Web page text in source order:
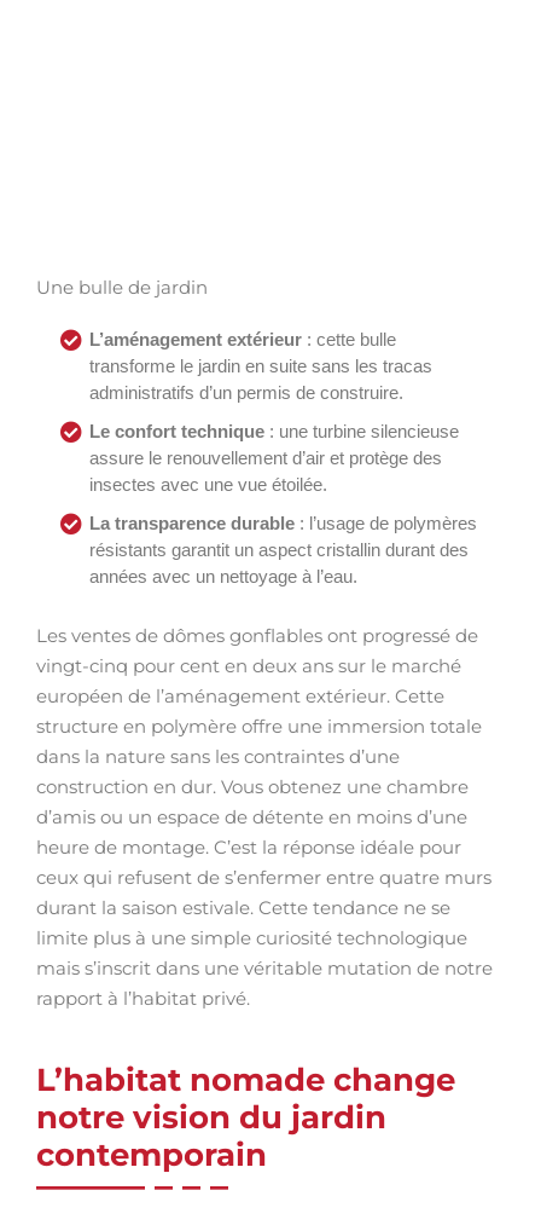
Une bulle de jardin
L’aménagement extérieur : cette bulle
transforme le jardin en suite sans les tracas
administratifs d’un permis de construire.
Le confort technique : une turbine silencieuse
assure le renouvellement d’air et protège des
insectes avec une vue étoilée.
La transparence durable : l’usage de polymères
résistants garantit un aspect cristallin durant des
années avec un nettoyage à l’eau.
Les ventes de dômes gonflables ont progressé de
vingt-cinq pour cent en deux ans sur le marché
européen de l’aménagement extérieur. Cette
structure en polymère offre une immersion totale
dans la nature sans les contraintes d’une
construction en dur. Vous obtenez une chambre
d’amis ou un espace de détente en moins d’une
heure de montage. C’est la réponse idéale pour
ceux qui refusent de s’enfermer entre quatre murs
durant la saison estivale. Cette tendance ne se
limite plus à une simple curiosité technologique
mais s’inscrit dans une véritable mutation de notre
rapport à l’habitat privé.
L’habitat nomade change
notre vision du jardin
contemporain